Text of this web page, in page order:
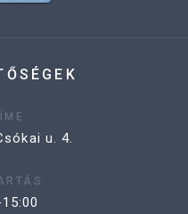
u. 4.